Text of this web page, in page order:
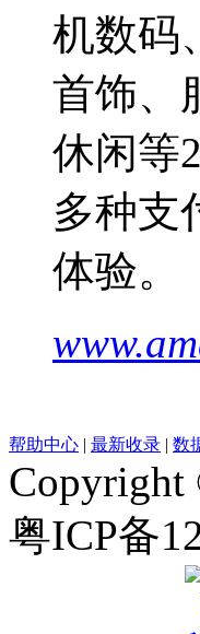
机数码
首饰、
休闲等
多种支
体验。
帮助中心 | 最新收录 | 数
Copyright
粤ICP备